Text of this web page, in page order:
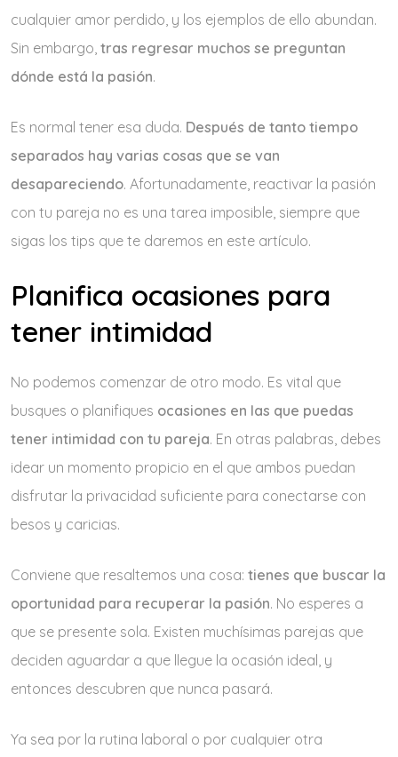
cualquier amor perdido, y los ejemplos de ello abundan.
Sin embargo, tras regresar muchos se preguntan
dónde está la pasión.
Es normal tener esa duda. Después de tanto tiempo
separados hay varias cosas que se van
desapareciendo. Afortunadamente, reactivar la pasión
con tu pareja no es una tarea imposible, siempre que
sigas los tips que te daremos en este artículo.
Planifica ocasiones para
tener intimidad
No podemos comenzar de otro modo. Es vital que
busques o planifiques ocasiones en las que puedas
tener intimidad con tu pareja. En otras palabras, debes
idear un momento propicio en el que ambos puedan
disfrutar la privacidad suficiente para conectarse con
besos y caricias.
Conviene que resaltemos una cosa: tienes que buscar la
oportunidad para recuperar la pasión. No esperes a
que se presente sola. Existen muchísimas parejas que
deciden aguardar a que llegue la ocasión ideal, y
entonces descubren que nunca pasará.
Ya sea por la rutina laboral o por cualquier otra